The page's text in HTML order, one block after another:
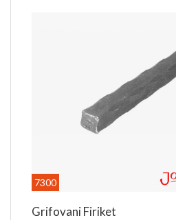
7300
Grifovani Firiket